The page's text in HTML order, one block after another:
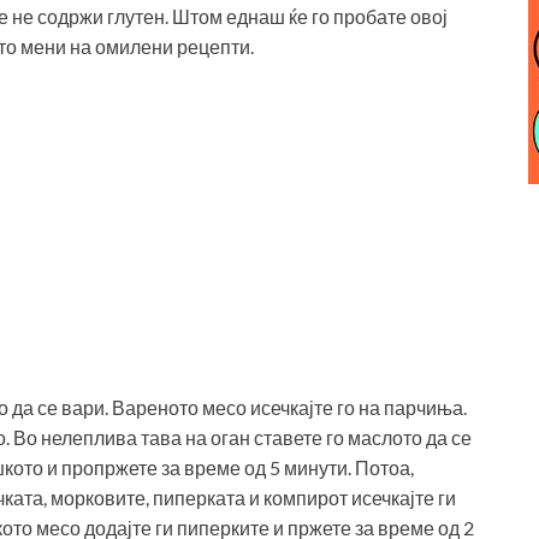
содржи глутен. Штом еднаш ќе го пробате овој
мени на омилени рецепти.
се вари. Вареното месо исечкајте го на парчиња.
Во нелеплива тава на оган ставете го маслото да се
и пропржете за време од 5 минути. Потоа,
морковите, пиперката и компирот исечкајте ги
месо додајте ги пиперките и пржете за време од 2